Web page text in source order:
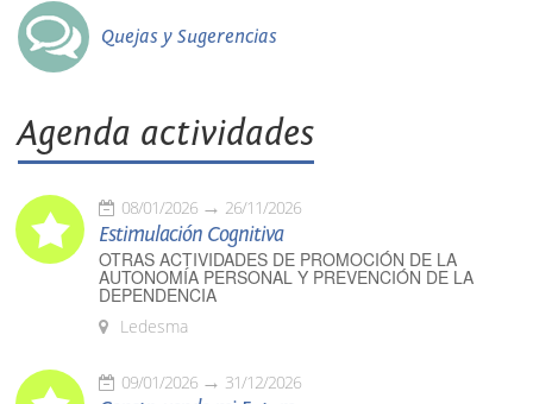
Quejas y Sugerencias
Agenda actividades
08/01/2026 26/11/2026
Estimulación Cognitiva
OTRAS ACTIVIDADES DE PROMOCIÓN DE LA
AUTONOMÍA PERSONAL Y PREVENCIÓN DE LA
DEPENDENCIA
Ledesma
09/01/2026 31/12/2026